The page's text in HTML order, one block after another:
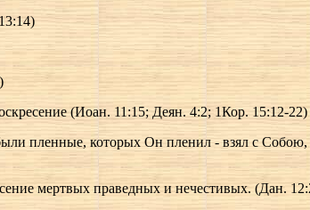
(Иоан. 11:15; Деян. 4:2; 1Кор. 15:12-22)
пленные, которых Он пленил - взял с Собою,
мертвых праведных и нечестивых. (Дан.